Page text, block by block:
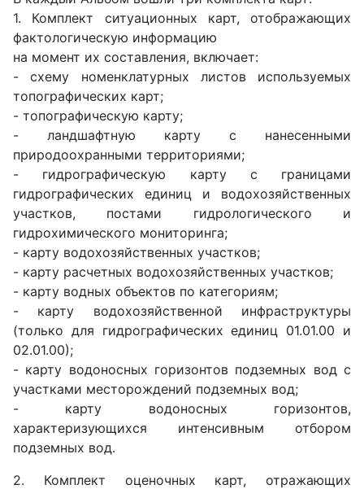
1. Комплект ситуационных карт, отображающих
фактологическую информацию
на момент их составления, включает:
- схему номенклатурных листов используемых
топографических карт;
- топографическую карту;
- ландшафтную карту с нанесенными
природоохранными территориями;
- гидрографическую карту с границами
гидрографических единиц и водохозяйственных
участков, постами гидрологического и
гидрохимического мониторинга;
- карту водохозяйственных участков;
- карту расчетных водохозяйственных участков;
- карту водных объектов по категориям;
- карту водохозяйственной инфраструктуры
(только для гидрографических единиц 01.01.00 и
02.01.00);
- карту водоносных горизонтов подземных вод с
участками месторождений подземных вод;
- карту водоносных горизонтов,
характеризующихся интенсивным отбором
подземных вод.
2. Комплект оценочных карт, отражающих